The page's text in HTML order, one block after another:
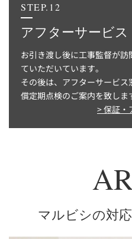
STEP.12
アフターサービス
お引き渡し後に工事監督が
ていただいています。
その後は、アフターサービ
償定期点検のご案内を致しま
> 保証・
マルビシの対